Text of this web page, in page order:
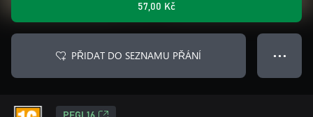
57,00 Kč
PŘIDAT DO SEZNAMU PŘÁNÍ ● ● ●